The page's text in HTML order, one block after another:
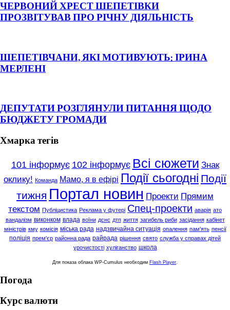
ЧЕРВОНИЙ ХРЕСТ ШЕПЕТІВКИ
ПРОЗВІТУВАВ ПРО РІЧНУ ДІЯЛЬНІСТЬ
ШЕПЕТІВЧАНИ, ЯКІ МОТИВУЮТЬ: ІРИНА
МЕРЛЕНІ
ДЕПУТАТИ РОЗГЛЯНУЛИ ПИТАННЯ ЩОДО
БЮДЖЕТУ ГРОМАДИ
Хмарка тегів
101 інформує 102 інформує Всі сюжети Знак
оклику! Команда Мамо, я в ефірі Події сьогодні Події
тижня Портал новин Проекти Прямим
текстом Публіцистика Реклама у футері Спец-проекти аварія ато
вандалізм виконком влада воїни дснс дтп життя загибель риби засідання кабінет
міністрів кму комісія міська рада надзвичайна ситуація опалення пам'ять пенсії
поліція прем'єр районна рада райрада рішення свято служба у справах дітей
урочистості хуліганство школа
Для показа облака WP-Cumulus необходим Flash Player
Погода
Курс валюти